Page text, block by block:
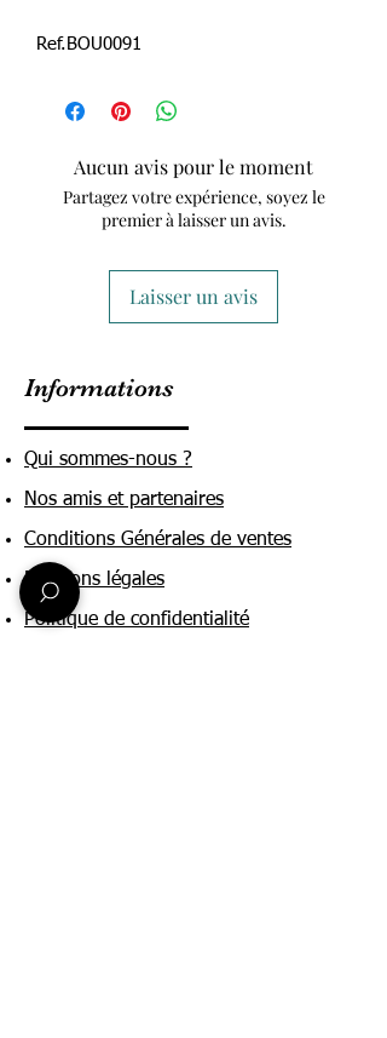
Ref.BOU0091
Aucun avis pour le moment
Partagez votre expérience, soyez le
premier à laisser un avis.
Laisser un avis
Informations
Qui sommes-nous ?
Nos amis et partenaires
Conditions Générales de ventes
Mentions légales
Politique de confidentialité